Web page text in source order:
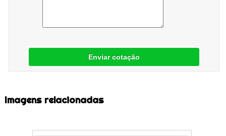
Enviar cotação
Imagens relacionadas